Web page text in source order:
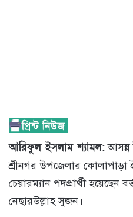
আরিফুল ইসলাম শ্যামল:আসন্ন
শ্রীনগর উপজেলার
চেয়ারম্যান পদপ্রার্থী হয়েছেন
নেছারউল্লাহ সুজন।